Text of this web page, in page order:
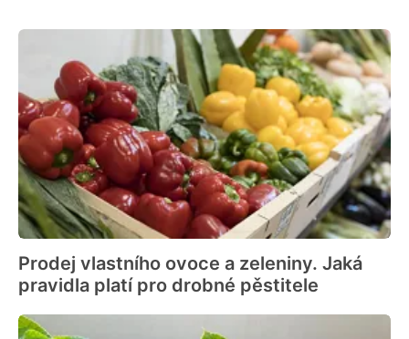
Prodej vlastního ovoce a zeleniny. Jaká
pravidla platí pro drobné pěstitele